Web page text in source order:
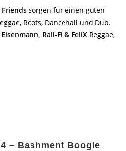
sorgen für einen guten
Roots, Dancehall und Dub.
Rall-Fi & FeliX Reggae,
– Bashment Boogie